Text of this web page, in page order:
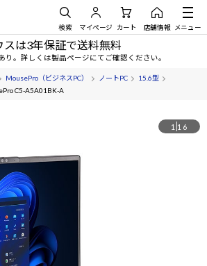
検索 マイページ カート 店舗情報 メニュー
スは3年保証で送料無料
り。詳しくは製品ページにてご確認ください。
MousePro（ビジネスPC） ノートPC
15.6型
C5-A5A01BK-A
1 16